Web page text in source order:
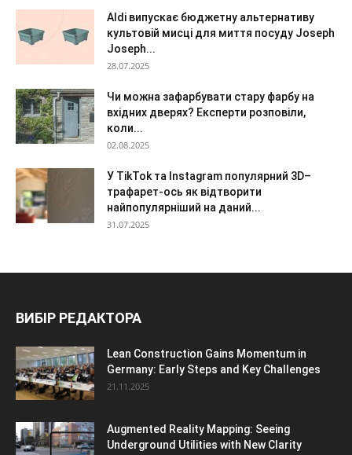
Aldi випускає бюджетну альтернативу
культовій мисці для миття посуду Joseph
Joseph...
28.07.2025
Чи можна зафарбувати стару фарбу на
вхідних дверях? Експерти розповіли,
коли...
02.08.2025
У TikTok та Instagram популярний 3D–
трафарет-ось як відтворити
найпопулярніший на даний...
31.07.2025
ВИБІР РЕДАКТОРА
Lean Construction Gains Momentum in
Germany: Early Steps and Key Challenges
21.11.2025
Augmented Reality Mapping: Seeing
Underground Utilities with New Clarity